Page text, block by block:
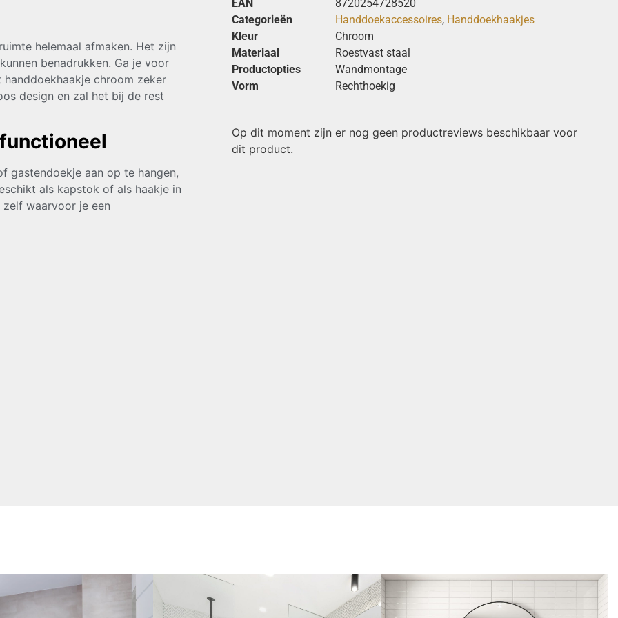
helemaal afmaken. Het zijn
benadrukken. Ga je voor
chroom zeker
design en zal het bij de rest
gastendoekje aan op te hangen,
als kapstok of als haakje in
waarvoor je een
EAN
8720254728520
Categorieën
Handdoekaccessoires, Handdoekhaakjes
Kleur
Chroom
Materiaal
Roestvast staal
Productopties
Wandmontage
Vorm
Rechthoekig
Op dit moment zijn er nog geen productreviews beschikbaar voor
dit product.